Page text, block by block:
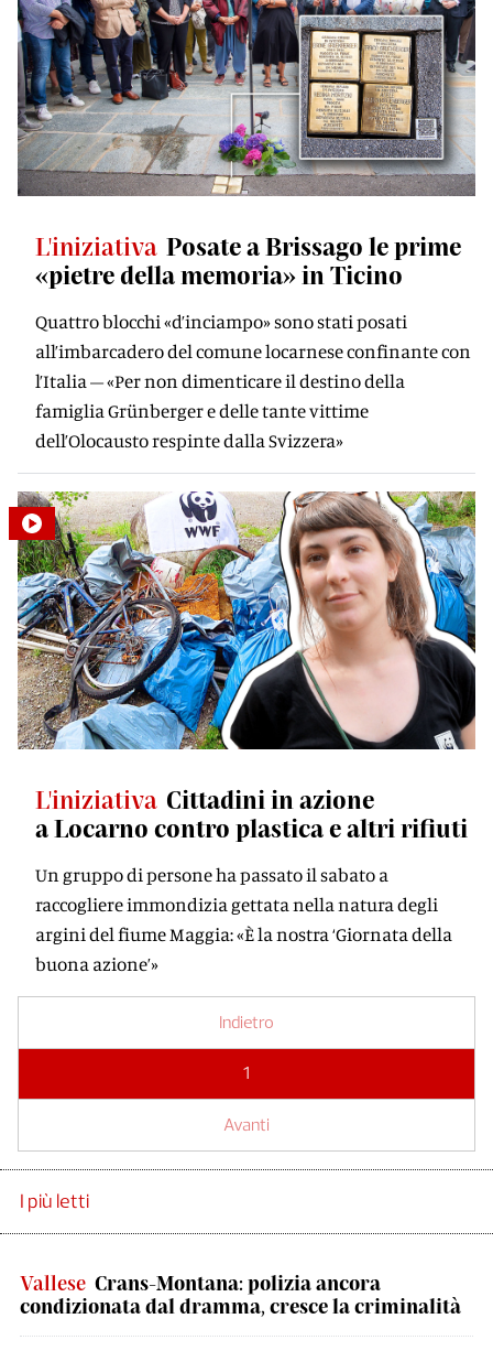
L'iniziativa Posate a Brissago le prime
«pietre della memoria» in Ticino
Quattro blocchi «d’inciampo» sono stati posati
all’imbarcadero del comune locarnese confinante con
l’Italia – «Per non dimenticare il destino della
famiglia Grünberger e delle tante vittime
dell’Olocausto respinte dalla Svizzera»
L'iniziativa Cittadini in azione
a Locarno contro plastica e altri rifiuti
Un gruppo di persone ha passato il sabato a
raccogliere immondizia gettata nella natura degli
argini del fiume Maggia: «È la nostra ‘Giornata della
buona azione’»
Indietro
1
Avanti
I più letti
Vallese Crans-Montana: polizia ancora
condizionata dal dramma, cresce la criminalità